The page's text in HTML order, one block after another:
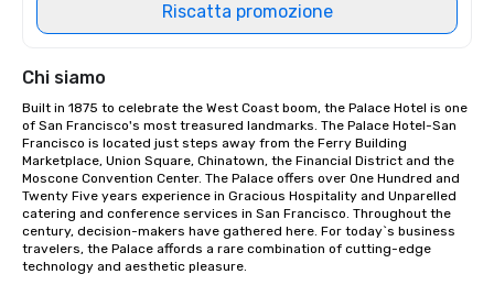
Riscatta promozione
Chi siamo
Built in 1875 to celebrate the West Coast boom, the Palace Hotel is one
of San Francisco's most treasured landmarks. The Palace Hotel-San
Francisco is located just steps away from the Ferry Building
Marketplace, Union Square, Chinatown, the Financial District and the
Moscone Convention Center. The Palace offers over One Hundred and
Twenty Five years experience in Gracious Hospitality and Unparelled
catering and conference services in San Francisco. Throughout the
century, decision-makers have gathered here. For today`s business
travelers, the Palace affords a rare combination of cutting-edge
technology and aesthetic pleasure.